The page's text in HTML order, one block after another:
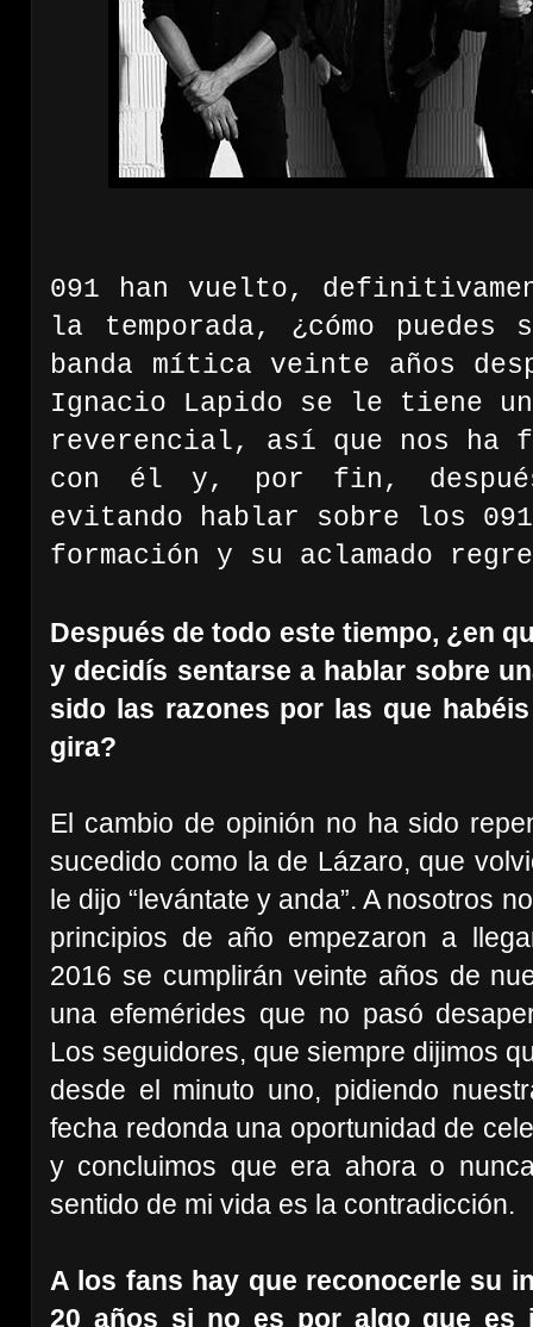
091 han vuelto,
la temporada, ¿cómo
banda mítica veinte años
Ignacio Lapido se le tiene
reverencial, así que nos ha
con él y, por fin,
evitando hablar sobre los
formación y su aclamado
Después de todo este tiempo, ¿en
y decidís sentarse a hablar sobre
sido las razones por las que
gira?
El cambio de opinión no ha sido
sucedido como la de Lázaro, que
le dijo “levántate y anda”. A nosotros
principios de año empezaron a
2016 se cumplirán veinte años de
una efemérides que no pasó
Los seguidores, que siempre dijimos
desde el minuto uno, pidiendo
fecha redonda una oportunidad de
y concluimos que era ahora o
sentido de mi vida es la contradicción.
A los fans hay que reconocerle su
20 años si no es por algo que es